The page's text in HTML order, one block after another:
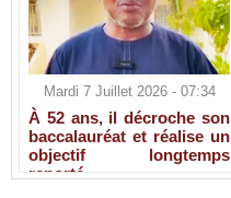
Mardi 7 Juillet 2026 - 07:34
À 52 ans, il décroche son
baccalauréat et réalise un
objectif longtemps
reporté